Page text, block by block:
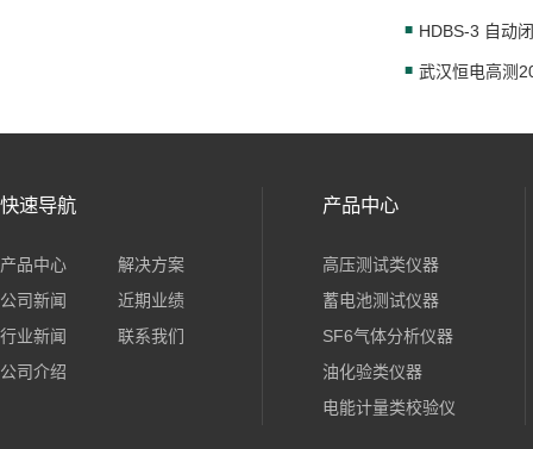
HDBS-3 自动
武汉恒电高测
快速导航
产品中心
解决方案
公司新闻
近期业绩
行业新闻
联系我们
公司介绍
产品中心
高压测试类仪器
蓄电池测试仪器
SF6气体分析仪器
油化验类仪器
电能计量类校验仪